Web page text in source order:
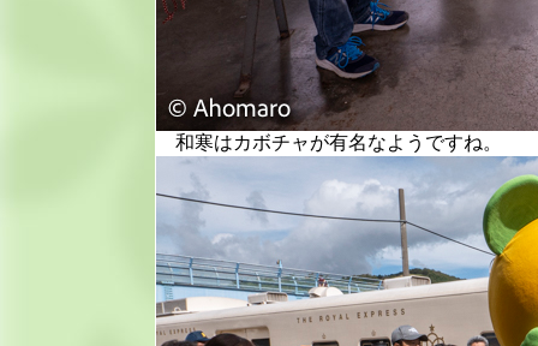
和寒はカボチャが有名なようですね。